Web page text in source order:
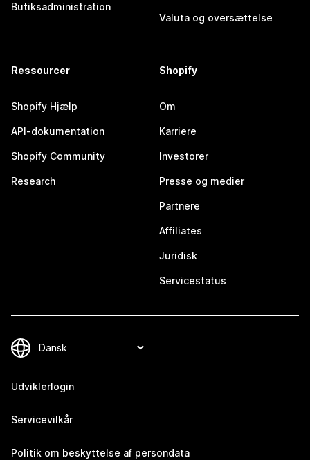
Butiksadministration
Valuta og oversættelse
Ressourcer
Shopify Hjælp
API-dokumentation
Shopify Community
Research
Shopify
Om
Karriere
Investorer
Presse og medier
Partnere
Affiliates
Juridisk
Servicestatus
Udviklerlogin
Servicevilkår
Politik om beskyttelse af persondata